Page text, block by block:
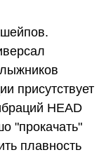
присутствует
HEAD
"прокачать"
плавность